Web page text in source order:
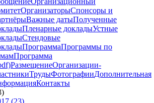
ОрганизаторыСпонсоры и
Важные датыПолученные
Пленарные докладыУстные
Стендовые
ПрограммаПрограммы по
Программа
РазмещениеОрганизации-
ТрудыФотографииДополнительная
Контакты
(23)